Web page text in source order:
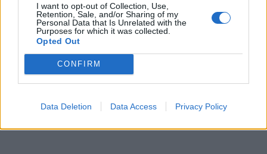
I want to opt-out of Collection, Use,
Retention, Sale, and/or Sharing of my
Personal Data that Is Unrelated with the
Purposes for which it was collected.
Opted Out
CONFIRM
Data Deletion Data Access Privacy Policy